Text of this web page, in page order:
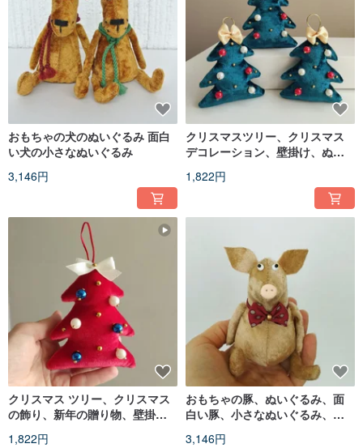
おもちゃの犬のぬいぐるみ 面白
い犬の小さなぬいぐるみ
3,146円
クリスマスツリー、クリスマス
デコレーション、壁掛け、ぬい
1,822円
クリスマス ツリー、クリスマス
の飾り、新年の贈り物、壁掛
1,822円
おもちゃの豚、ぬいぐるみ、面
白い豚、小さなぬいぐるみ、か
3,146円